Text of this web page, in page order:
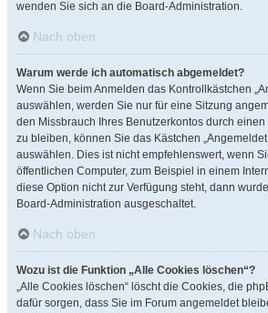
wenden Sie sich an die Board-Administration.
Nach oben
Warum werde ich automatisch abgemeldet?
Wenn Sie beim Anmelden das Kontrollkästchen
auswählen, werden Sie nur für eine Sitzung
den Missbrauch Ihres Benutzerkontos durch
zu bleiben, können Sie das Kästchen
auswählen. Dies ist nicht empfehlenswert, wenn
öffentlichen Computer, zum Beispiel in einem
diese Option nicht zur Verfügung steht, dann
Board-Administration ausgeschaltet.
Nach oben
Wozu ist die Funktion „Alle Cookies löschen“?
„Alle Cookies löschen“ löscht die Cookies, die
dafür sorgen, dass Sie im Forum angemeldet